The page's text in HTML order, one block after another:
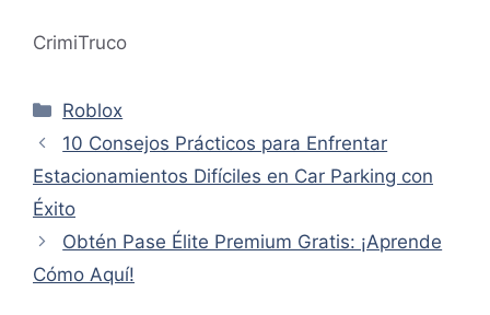
CrimiTruco
Categorías
Roblox
10 Consejos Prácticos para Enfrentar
Estacionamientos Difíciles en Car Parking con
Éxito
Obtén Pase Élite Premium Gratis: ¡Aprende
Cómo Aquí!